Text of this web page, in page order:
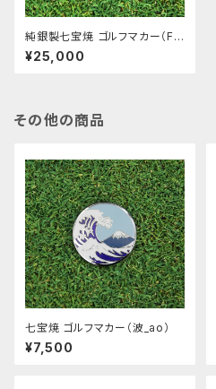
純銀製七宝焼 ゴルフマカー（FA
NTASTIC!_ao）
¥25,000
その他の商品
七宝焼 ゴルフマカー（波_ao）
¥7,500